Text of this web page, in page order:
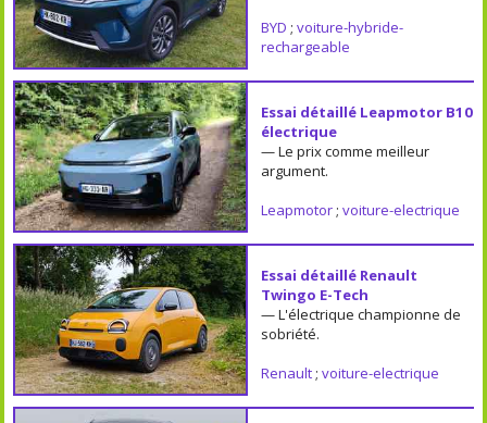
BYD ; voiture-hybride-
rechargeable
Essai détaillé Leapmotor B10
électrique
— Le prix comme meilleur
argument.
Leapmotor; voiture-electrique
Essai détaillé Renault
Twingo E-Tech
— L'électrique championne de
sobriété.
Renault; voiture-electrique